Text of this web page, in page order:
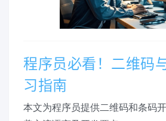
程序员必看！二维码
习指南
本文为程序员提供二维码和条码